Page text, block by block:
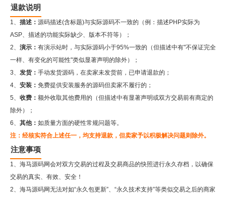
退款说明
1、 描述： 源码描述(含标题)与实际源码不一致的（例：描述PHP实际为
ASP、描述的功能实际缺少、版本不符等）；
2、 演示： 有演示站时，与实际源码小于95%一致的（但描述中有"不保证完全
一样、有变化的可能性"类似显著声明的除外）；
3、 发货： 手动发货源码，在卖家未发货前，已申请退款的；
4、 安装： 免费提供安装服务的源码但卖家不履行的；
5、 收费： 额外收取其他费用的（但描述中有显著声明或双方交易前有商定的
除外）；
6、 其他： 如质量方面的硬性常规问题等。
注：经核实符合上述任一，均支持退款，但卖家予以积极解决问题则除外。
注意事项
1、海马源码网会对双方交易的过程及交易商品的快照进行永久存档，以确保
交易的真实、有效、安全！
2、 海马源码网无法对如“永久包更新”、“永久技术支持”等类似交易之后的商家